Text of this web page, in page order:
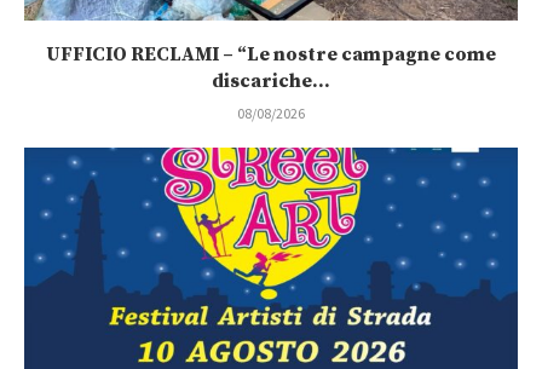
UFFICIO RECLAMI – “Le nostre campagne come
discariche...
08/08/2026